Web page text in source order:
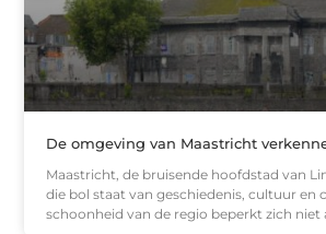
De omgeving van Maastricht
Maastricht, de bruisende hoofdstad van
die bol staat van geschiedenis, cultuur en
schoonheid van de regio beperkt zich niet